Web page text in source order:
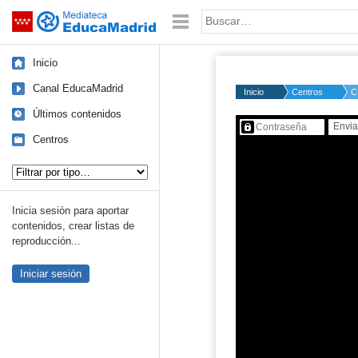
Saltar navegación Palabra o frase:
Inicio
Canal EducaMadrid
Últimos contenidos
Centros
Inicia sesión para aportar
contenidos, crear listas de
reproducción...
Iniciar sesión
Inicio Centros
Contenido protegido…